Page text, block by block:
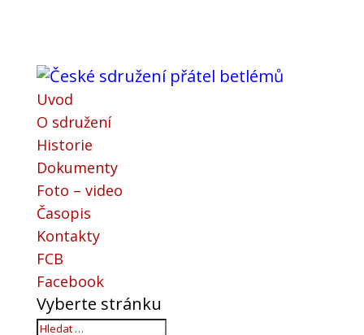
Uvod
O sdružení
Historie
Dokumenty
Foto – video
Časopis
Kontakty
FCB
Facebook
Vyberte stránku